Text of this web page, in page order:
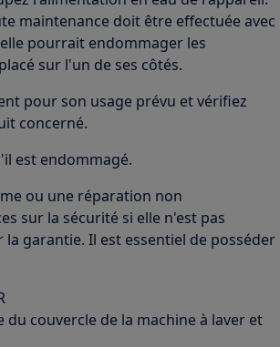
maintenance doit être effectuée avec
pourrait endommager les
sur l'un de ses côtés.
pour son usage prévu et vérifiez
concerné.
est endommagé.
ou une réparation non
sur la sécurité si elle n'est pas
garantie. Il est essentiel de posséder
couvercle de la machine à laver et